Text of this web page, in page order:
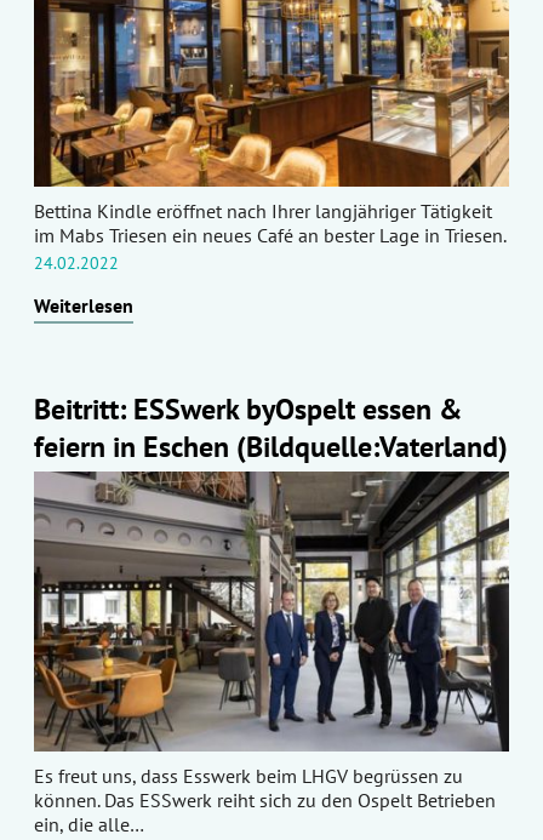
Bettina Kindle eröffnet nach Ihrer langjähriger Tätigkeit
im Mabs Triesen ein neues Café an bester Lage in Triesen.
24.02.2022
Weiterlesen
Beitritt: ESSwerk byOspelt essen &
feiern in Eschen (Bildquelle:Vaterland)
Es freut uns, dass Esswerk beim LHGV begrüssen zu
können. Das ESSwerk reiht sich zu den Ospelt Betrieben
ein, die alle…